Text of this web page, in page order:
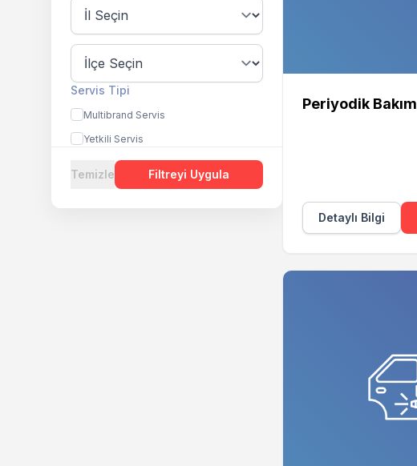
Servis Tipi
Multibrand Servis
Yetkili Servis
Temizle Filtreyi Uygula
Periyodik Bakım
Detaylı Bilgi